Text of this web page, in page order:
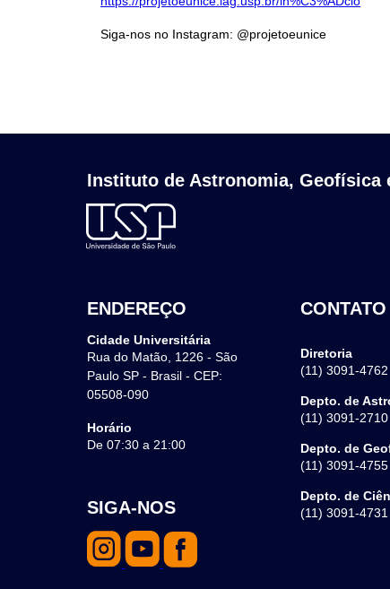
Siga-nos no Instagram: @projetoeunice
Instituto de Astronomia, Geofísica
ENDEREÇO
Cidade Universitária
Rua do Matão, 1226 - São
Paulo SP - Brasil - CEP:
05508-090
Horário
De 07:30 a 21:00
CONTATO
Diretoria
(11) 3091-4762
Depto. de
(11) 3091-2710
Depto. de
(11) 3091-4755
Depto. de
(11) 3091-4731
SIGA-NOS